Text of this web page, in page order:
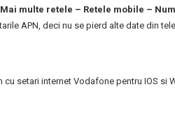
multe retele – Retele mobile –
APN, deci nu se pierd alte date din
cu setari internet Vodafone pentru IOS si